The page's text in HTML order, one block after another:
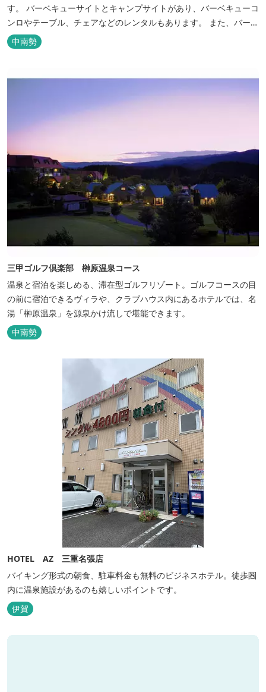
す。 バーベキューサイトとキャンプサイトがあり、バーベキューコ
ンロやテーブル、チェアなどのレンタルもあります。 また、バーベ
キューサイトは屋根があり雨でも利用いただけます！ 皆さん、ぜひ
ご利用ください！
中南勢
三甲ゴルフ倶楽部 榊原温泉コース
温泉と宿泊を楽しめる、滞在型ゴルフリゾート。ゴルフコースの目
の前に宿泊できるヴィラや、クラブハウス内にあるホテルでは、名
湯「榊原温泉」を源泉かけ流しで堪能できます。
中南勢
HOTEL AZ 三重名張店
バイキング形式の朝食、駐車料金も無料のビジネスホテル。徒歩圏
内に温泉施設があるのも嬉しいポイントです。
伊賀